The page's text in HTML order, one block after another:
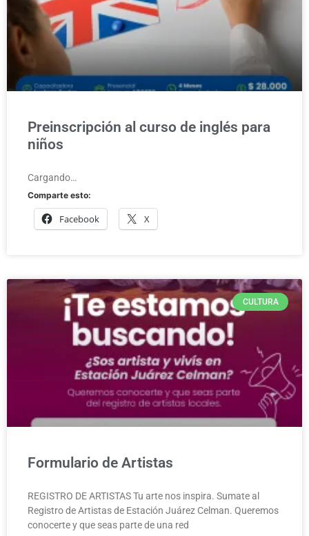
Preinscripción al curso de inglés para
niños
Cargando…
Comparte esto:
Facebook X
CULTURA
Formulario de Artistas
REGISTRO DE ARTISTAS Tu arte nos inspira. Sumate al
Registro de Artistas de Estación Juárez Celman. Queremos
conocerte y que seas parte de una red